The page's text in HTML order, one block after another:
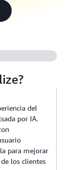
del
por IA.
para mejorar
los clientes